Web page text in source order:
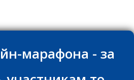
марафона - за